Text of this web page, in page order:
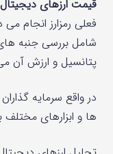
قیمت ارزهای دیجیتال
فعلی رمزارز انجام
شامل بررسی جنبه
پتانسیل و ارزش آن
در واقع سرمایه
ها و ابزارهای مختلف